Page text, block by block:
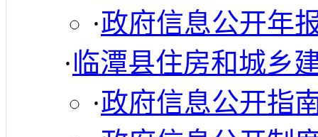
·政府信息公开年
·临潭县住房和城乡
·政府信息公开指